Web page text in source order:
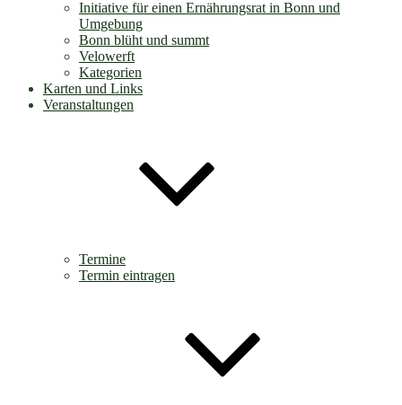
Initiative für einen Ernährungsrat in Bonn und
Umgebung
Bonn blüht und summt
Velowerft
Kategorien
Karten und Links
Veranstaltungen
Termine
Termin eintragen